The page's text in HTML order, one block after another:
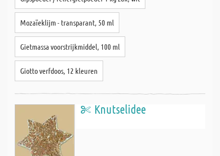
Mozaïeklijm - transparant, 50 ml
Gietmassa voorstrijkmiddel, 100 ml
Giotto verfdoos, 12 kleuren
Knutselidee